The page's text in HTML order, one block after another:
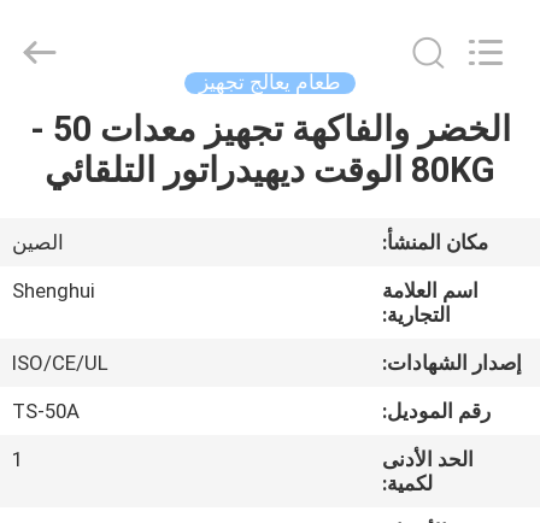
بيت
أشرطة
معلومات
equipments
limited.
Reserved.
طعام يعالج تجهيز
الخضر والفاكهة تجهيز معدات 50 -
80KG الوقت ديهيدراتور التلقائي
مكان المنشأ:
الصين
اسم العلامة
التجارية:
Shenghui
إصدار الشهادات:
ISO/CE/UL
رقم الموديل:
TS-50A
الحد الأدنى
لكمية:
1